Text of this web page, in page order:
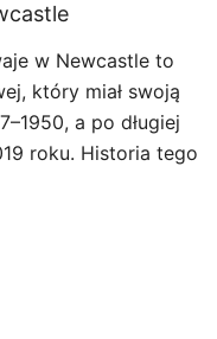
w Newcastle to
który miał swoją
a po długiej
roku. Historia tego